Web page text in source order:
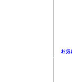
お気
リュドーンの子 パイパー